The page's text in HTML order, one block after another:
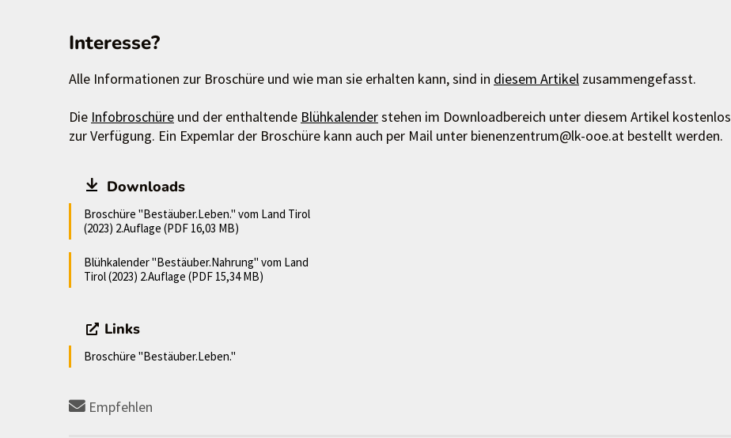
Interesse?
Alle Informationen zur Broschüre und wie man sie erhalten kann, sind in diesem Artikel zusammengefasst.
Die Infobroschüre und der enthaltende Blühkalenderstehen im Downloadbereich unter diesem Artikel kostenlos
zur Verfügung. Ein Expemlar der Broschüre kann auch per Mail unter bienenzentrum@lk-ooe.at bestellt werden.
Downloads
Broschüre "Bestäuber.Leben." vom Land Tirol
(2023) 2.Auflage (PDF 16,03 MB)
Blühkalender "Bestäuber.Nahrung" vom Land
Tirol (2023) 2.Auflage (PDF 15,34 MB)
Links
Broschüre "Bestäuber.Leben."
Empfehlen